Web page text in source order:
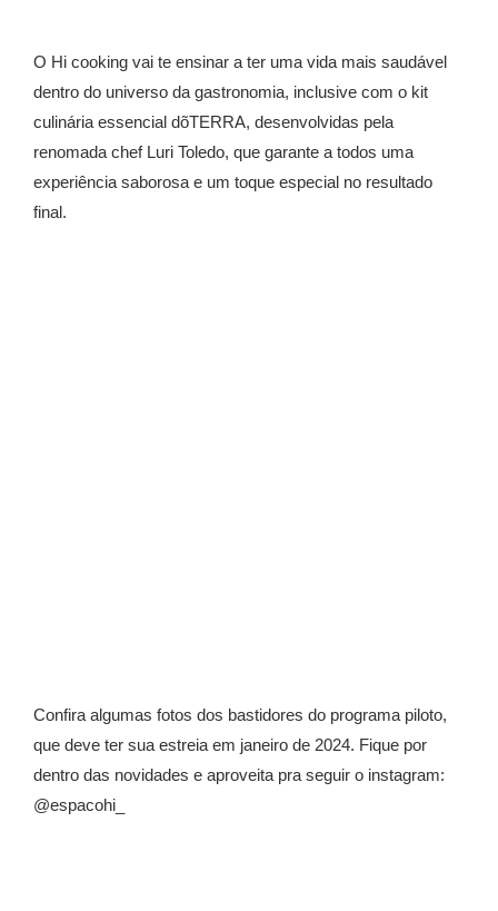
O Hi cooking vai te ensinar a ter uma vida mais saudável
dentro do universo da gastronomia, inclusive com o kit
culinária essencial dõTERRA, desenvolvidas pela
renomada chef Luri Toledo, que garante a todos uma
experiência saborosa e um toque especial no resultado
final.
Confira algumas fotos dos bastidores do programa piloto,
que deve ter sua estreia em janeiro de 2024. Fique por
dentro das novidades e aproveita pra seguir o instagram:
@espacohi_